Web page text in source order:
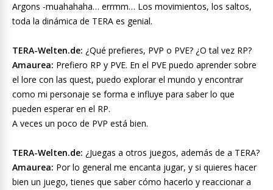
Argons -muahahaha… errmm… Los movimientos, los saltos,
toda la dinámica de TERA es genial.
TERA-Welten.de: ¿Qué prefieres, PVP o PVE? ¿O tal vez RP?
Amaurea: Prefiero RP y PVE. En el PVE puedo aprender sobre
el lore con las quest, puedo explorar el mundo y encontrar
como mi personaje se forma e influye para saber lo que
pueden esperar en el RP.
A veces un poco de PVP está bien.
TERA-Welten.de: ¿Juegas a otros juegos, además de a TERA?
Amaurea: Por lo general me encanta jugar, y si quieres hacer
bien un juego, tienes que saber cómo hacerlo y reaccionar a